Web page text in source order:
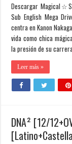
Descargar
Sub English Mega
centra en Kanon
vida como chica
la presión de su
Leer más »
DNA² [12/